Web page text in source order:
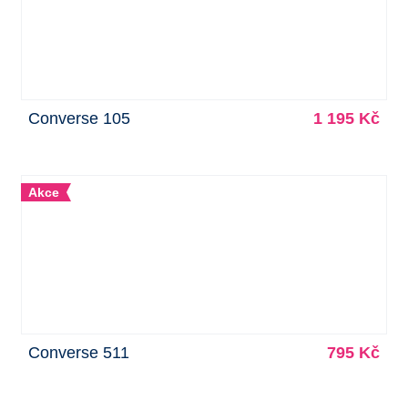
Converse 105 1 195 Kč
Akce
Converse 511 795 Kč